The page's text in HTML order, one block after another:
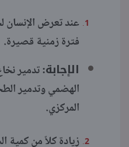
عند تعرض الإنسان
فترة زمنية قصيرة.
الإجابة:تدمير
الهضمي وتدمير
المركزي.
زيادة كلاً من كمية